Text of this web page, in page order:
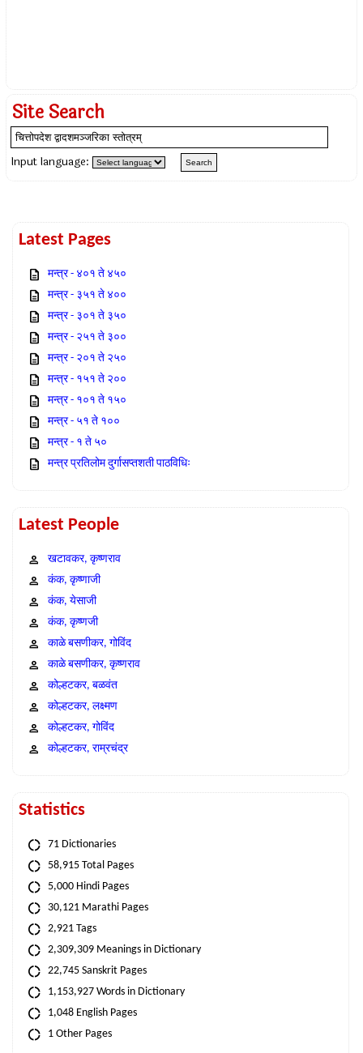
Site Search
Input language:
Latest Pages
मन्त्र - ४०१ ते ४५०
मन्त्र - ३५१ ते ४००
मन्त्र - ३०१ ते ३५०
मन्त्र - २५१ ते ३००
मन्त्र - २०१ ते २५०
मन्त्र - १५१ ते २००
मन्त्र - १०१ ते १५०
मन्त्र - ५१ ते १००
मन्त्र - १ ते ५०
मन्त्र प्रतिलोम दुर्गासप्तशती पाठविधिः
Latest People
खटावकर, कृष्णराव
कंक, कृष्णाजी
कंक, येसाजी
कंक, कृष्णजी
काळे बसणीकर, गोविंद
काळे बसणीकर, कृष्णराव
कोल्हटकर, बळवंत
कोल्हटकर, लक्ष्मण
कोल्हटकर, गोविंद
कोल्हटकर, राम्रचंद्र
Statistics
71 Dictionaries
58,915 Total Pages
5,000 Hindi Pages
30,121 Marathi Pages
2,921 Tags
2,309,309 Meanings in Dictionary
22,745 Sanskrit Pages
1,153,927 Words in Dictionary
1,048 English Pages
1 Other Pages